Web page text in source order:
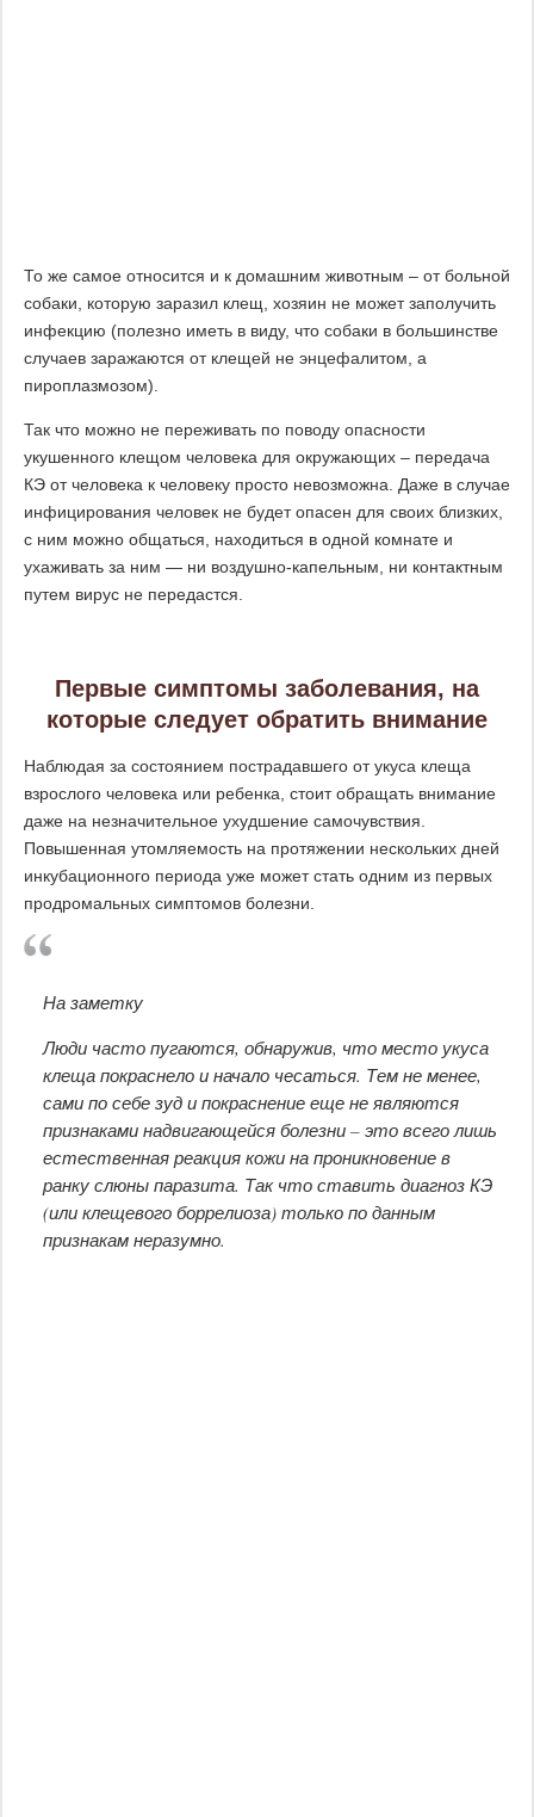
То же самое относится и к домашним животным – от больной
собаки, которую заразил клещ, хозяин не может заполучить
инфекцию (полезно иметь в виду, что собаки в большинстве
случаев заражаются от клещей не энцефалитом, а
пироплазмозом).
Так что можно не переживать по поводу опасности
укушенного клещом человека для окружающих – передача
КЭ от человека к человеку просто невозможна. Даже в случае
инфицирования человек не будет опасен для своих близких,
с ним можно общаться, находиться в одной комнате и
ухаживать за ним — ни воздушно-капельным, ни контактным
путем вирус не передастся.
Первые симптомы заболевания, на
которые следует обратить внимание
Наблюдая за состоянием пострадавшего от укуса клеща
взрослого человека или ребенка, стоит обращать внимание
даже на незначительное ухудшение самочувствия.
Повышенная утомляемость на протяжении нескольких дней
инкубационного периода уже может стать одним из первых
продромальных симптомов болезни.
На заметку
Люди часто пугаются, обнаружив, что место укуса
клеща покраснело и начало чесаться. Тем не менее,
сами по себе зуд и покраснение еще не являются
признаками надвигающейся болезни – это всего лишь
естественная реакция кожи на проникновение в
ранку слюны паразита. Так что ставить диагноз КЭ
(или клещевого боррелиоза) только по данным
признакам неразумно.